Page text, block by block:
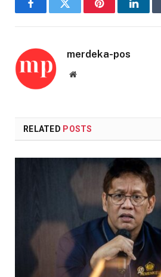
FacebookTwitter Pinterest
merdeka-pos
Website
RELATED POSTS